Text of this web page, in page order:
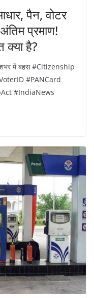
पैन, वोटर
प्रमाण!
क्या है?
देशभर में बहस #Citizenship
#PANCard
#IndiaNews